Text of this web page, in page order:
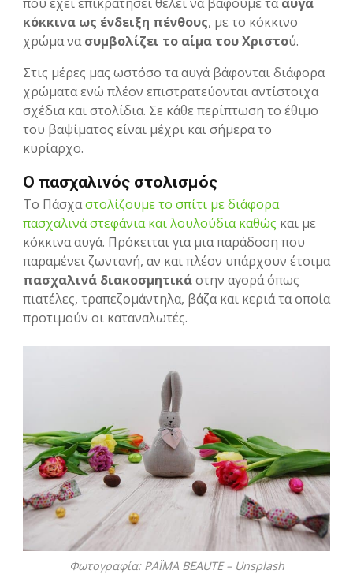
που έχει επικρατήσει θέλει να βάφουμε τααυγά
κόκκινα ως ένδειξη πένθους, με το κόκκινο
χρώμα νασυμβολίζει το αίμα του Χριστού.
Στις μέρες μας ωστόσο τα αυγά βάφονται διάφορα
χρώματα ενώ πλέον επιστρατεύονται αντίστοιχα
σχέδια και στολίδια. Σε κάθε περίπτωση το έθιμο
του βαψίματος είναι μέχρι και σήμερα το
κυρίαρχο.
Ο πασχαλινός στολισμός
Το Πάσχαστολίζουμε το σπίτι με διάφορα
πασχαλινά στεφάνια και λουλούδια καθώς και με
κόκκινα αυγά. Πρόκειται για μια παράδοση που
παραμένει ζωντανή, αν και πλέον υπάρχουν έτοιμα
πασχαλινά διακοσμητικάστην αγορά όπως
πιατέλες, τραπεζομάντηλα, βάζα και κεριά τα οποία
προτιμούν οι καταναλωτές.
Φωτογραφία: PAÏMA BEAUTE – Unsplash